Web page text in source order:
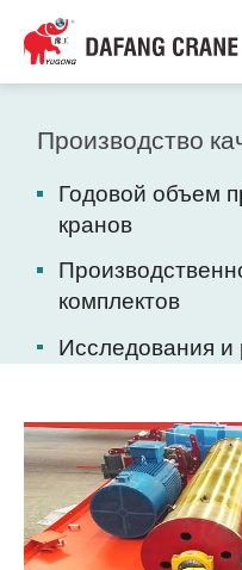
Производство
Годовой объем
кранов
комплектов
Исследования и
Bahasa Indonesia
Bahasa Melayu
Tiếng Việt
简体中文
فارسی
Pilipino
اردو
Українська
Čeština
Kiswahili
Dansk
Norsk
O‘zbekcha